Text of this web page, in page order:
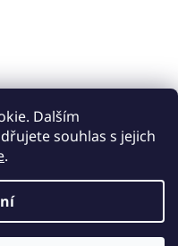
Dalším
souhlas s jejich
.